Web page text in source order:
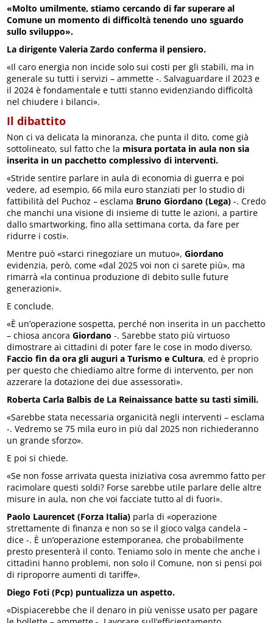
«Molto umilmente, stiamo cercando di far superare al
Comune un momento di difficoltà tenendo uno sguardo
sullo sviluppo».
La dirigente Valeria Zardo conferma il pensiero.
«Il caro energia non incide solo sui costi per gli stabili, ma in
generale su tutti i servizi – ammette -. Salvaguardare il 2023 e
il 2024 è fondamentale e tutti stanno evidenziando difficoltà
nel chiudere i bilanci».
Il dibattito
Non ci va delicata la minoranza, che punta il dito, come già
sottolineato, sul fatto che la misura portata in aula non sia
inserita in un pacchetto complessivo di interventi.
«Stride sentire parlare in aula di economia di guerra e poi
vedere, ad esempio, 66 mila euro stanziati per lo studio di
fattibilità del Puchoz – esclama Bruno Giordano (Lega) -. Credo
che manchi una visione di insieme di tutte le azioni, a partire
dallo smartworking, fino alla settimana corta, da fare per
ridurre i costi».
Mentre può «starci rinegoziare un mutuo»,Giordano
evidenzia, però, come «dal 2025 voi non ci sarete più», ma
rimarrà «la continua produzione di debito sulle future
generazioni».
E conclude.
«È un’operazione sospetta, perché non inserita in un pacchetto
– chiosa ancoraGiordano -. Sarebbe stato più virtuoso
dimostrare ai cittadini di poter fare le cose in modo diverso.
Faccio fin da ora gli auguri a Turismo e Cultura, ed è proprio
per questo che chiediamo altre forme di intervento, per non
azzerare la dotazione dei due assessorati».
Roberta Carla Balbis de La Reinaissance batte su tasti simili.
«Sarebbe stata necessaria organicità negli interventi – esclama
-. Vedremo se 75 mila euro in più dal 2025 non richiederanno
un grande sforzo».
E poi si chiede.
«Se non fosse arrivata questa iniziativa cosa avremmo fatto per
racimolare questi soldi? Forse sarebbe utile parlare delle altre
misure in aula, non che voi facciate tutto al di fuori».
Paolo Laurencet (Forza Italia) parla di «operazione
strettamente di finanza e non so se il gioco valga candela –
dice -. È un’operazione estemporanea, che probabilmente
presto presenterà il conto. Teniamo solo in mente che anche i
cittadini hanno problemi, non solo il Comune, non si pensi poi
di riproporre aumenti di tariffe».
Diego Foti (Pcp) puntualizza un aspetto.
«Dispiacerebbe che il denaro in più venisse usato per pagare